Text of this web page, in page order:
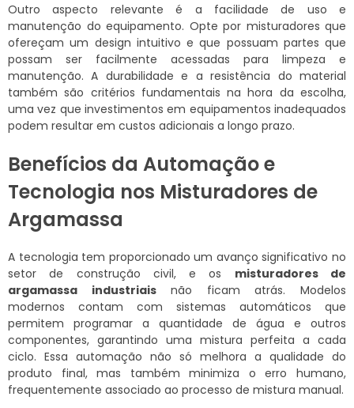
Outro aspecto relevante é a facilidade de uso e
manutenção do equipamento. Opte por misturadores que
ofereçam um design intuitivo e que possuam partes que
possam ser facilmente acessadas para limpeza e
manutenção. A durabilidade e a resistência do material
também são critérios fundamentais na hora da escolha,
uma vez que investimentos em equipamentos inadequados
podem resultar em custos adicionais a longo prazo.
Benefícios da Automação e
Tecnologia nos Misturadores de
Argamassa
A tecnologia tem proporcionado um avanço significativo no
setor de construção civil, e os misturadores de
argamassa industriaisnão ficam atrás. Modelos
modernos contam com sistemas automáticos que
permitem programar a quantidade de água e outros
componentes, garantindo uma mistura perfeita a cada
ciclo. Essa automação não só melhora a qualidade do
produto final, mas também minimiza o erro humano,
frequentemente associado ao processo de mistura manual.